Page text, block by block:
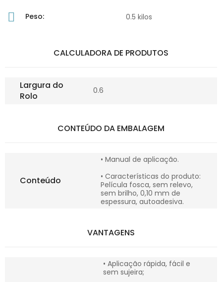
Peso: 0.5 kilos
CALCULADORA DE PRODUTOS
Largura do
Rolo
0.6
CONTEÚDO DA EMBALAGEM
Conteúdo
• Manual de aplicação.
• Características do produto:
Película fosca, sem relevo,
sem brilho, 0,10 mm de
espessura, autoadesiva.
VANTAGENS
• Aplicação rápida, fácil e
sem sujeira;